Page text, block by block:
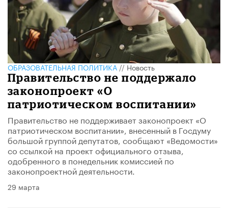
ОБРАЗОВАТЕЛЬНАЯ ПОЛИТИКА//Новость
Правительство не поддержало
законопроект «О
патриотическом воспитании»
Правительство не поддерживает законопроект «О
патриотическом воспитании», внесенный в Госдуму
большой группой депутатов, сообщают «Ведомости»
со ссылкой на проект официального отзыва,
одобренного в понедельник комиссией по
законопроектной деятельности.
29 марта